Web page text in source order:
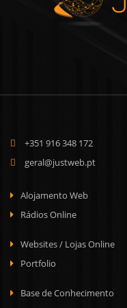
+351 916 348 172
geral@justweb.pt
Alojamento Web
Rádios Online
Websites / Lojas Online
Portfolio
Base de Conhecimento